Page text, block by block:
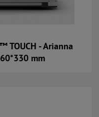
TOUCH - Arianna
mm